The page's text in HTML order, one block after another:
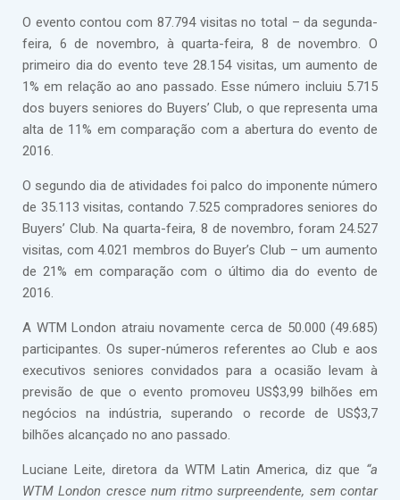
O evento contou com 87.794 visitas no total – da segunda-
feira, 6 de novembro, à quarta-feira, 8 de novembro. O
primeiro dia do evento teve 28.154 visitas, um aumento de
1% em relação ao ano passado. Esse número incluiu 5.715
dos buyers seniores do Buyers’ Club, o que representa uma
alta de 11% em comparação com a abertura do evento de
2016.
O segundo dia de atividades foi palco do imponente número
de 35.113 visitas, contando 7.525 compradores seniores do
Buyers’ Club. Na quarta-feira, 8 de novembro, foram 24.527
visitas, com 4.021 membros do Buyer’s Club – um aumento
de 21% em comparação com o último dia do evento de
2016.
A WTM London atraiu novamente cerca de 50.000 (49.685)
participantes. Os super-números referentes ao Club e aos
executivos seniores convidados para a ocasião levam à
previsão de que o evento promoveu US$3,99 bilhões em
negócios na indústria, superando o recorde de US$3,7
bilhões alcançado no ano passado.
Luciane Leite, diretora da WTM Latin America, diz que “a
WTM London cresce num ritmo surpreendente, sem contar